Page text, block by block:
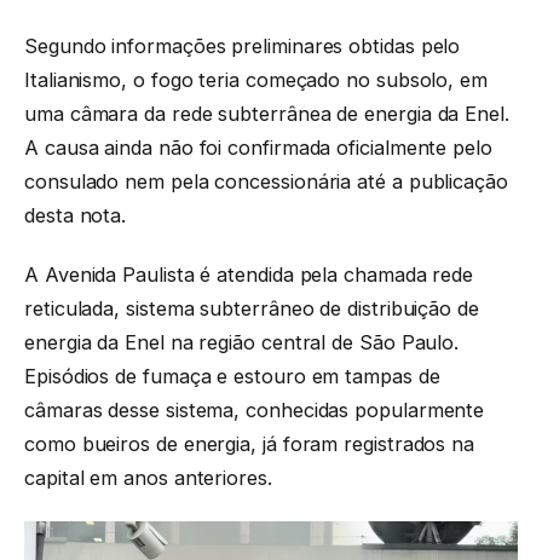
Segundo informações preliminares obtidas pelo
Italianismo, o fogo teria começado no subsolo, em
uma câmara da rede subterrânea de energia da Enel.
A causa ainda não foi confirmada oficialmente pelo
consulado nem pela concessionária até a publicação
desta nota.
A Avenida Paulista é atendida pela chamada rede
reticulada, sistema subterrâneo de distribuição de
energia da Enel na região central de São Paulo.
Episódios de fumaça e estouro em tampas de
câmaras desse sistema, conhecidas popularmente
como bueiros de energia, já foram registrados na
capital em anos anteriores.